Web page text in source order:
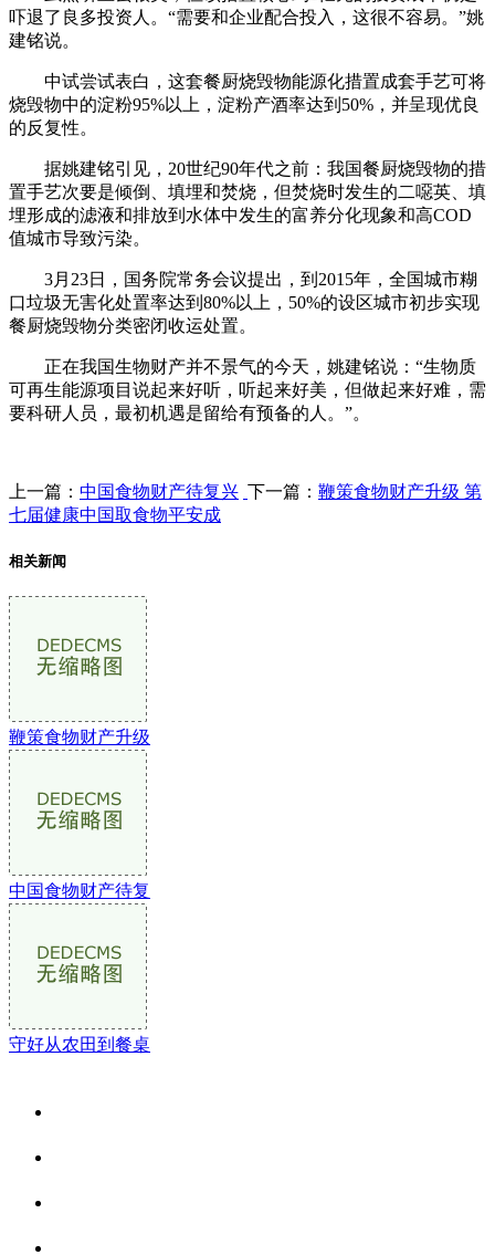
吓退了良多投资人。“需要和企业配合投入，这很不容易。”姚
建铭说。
中试尝试表白，这套餐厨烧毁物能源化措置成套手艺可将
烧毁物中的淀粉95%以上，淀粉产酒率达到50%，并呈现优良
的反复性。
据姚建铭引见，20世纪90年代之前：我国餐厨烧毁物的措
置手艺次要是倾倒、填埋和焚烧，但焚烧时发生的二噁英、填
埋形成的滤液和排放到水体中发生的富养分化现象和高COD
值城市导致污染。
3月23日，国务院常务会议提出，到2015年，全国城市糊
口垃圾无害化处置率达到80%以上，50%的设区城市初步实现
餐厨烧毁物分类密闭收运处置。
正在我国生物财产并不景气的今天，姚建铭说：“生物质
可再生能源项目说起来好听，听起来好美，但做起来好难，需
要科研人员，最初机遇是留给有预备的人。”。
上一篇： 中国食物财产待复兴 下一篇： 鞭策食物财产升级 第
七届健康中国取食物平安成
相关新闻
鞭策食物财产升级
中国食物财产待复
守好从农田到餐桌